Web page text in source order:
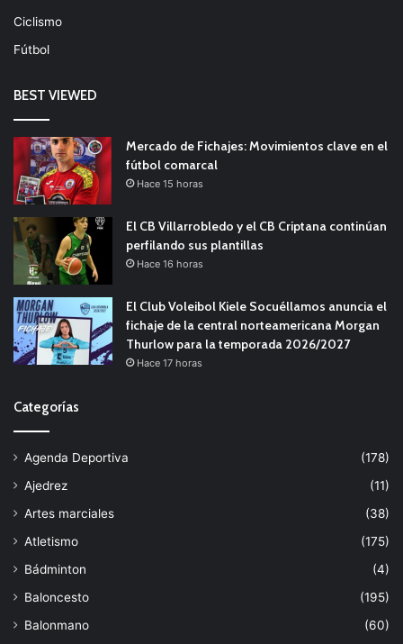
Ciclismo
Fútbol
BEST VIEWED
Mercado de Fichajes: Movimientos clave en el
fútbol comarcal
Hace 15 horas
El CB Villarrobledo y el CB Criptana continúan
perfilando sus plantillas
Hace 16 horas
El Club Voleibol Kiele Socuéllamos anuncia el
fichaje de la central norteamericana Morgan
Thurlow para la temporada 2026/2027
Hace 17 horas
Categorías
Agenda Deportiva
(178)
Ajedrez
(11)
Artes marciales
(38)
Atletismo
(175)
Bádminton
(4)
Baloncesto
(195)
Balonmano
(60)